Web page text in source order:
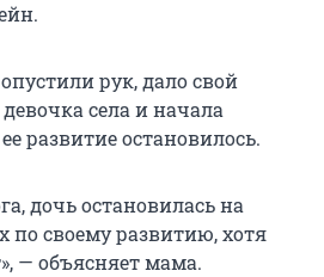
рук, дало свой
девочка села и начала
развитие остановилось.
дочь остановилась на
по своему развитию, хотя
— объясняет мама.